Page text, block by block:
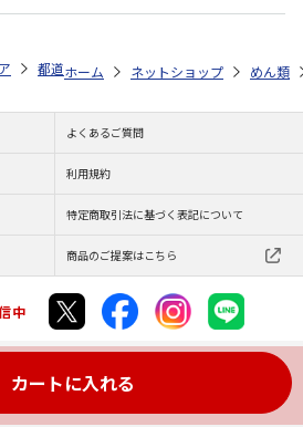
カートに入れる
都道府県から探す 福島県 喜多方冷
ホーム ネットショップ めん類
よくあるご質問
利用規約
特定商取引法に基づく表記について
商品のご提案はこちら
中
POST Co.,Ltd. All Rights Reserved.